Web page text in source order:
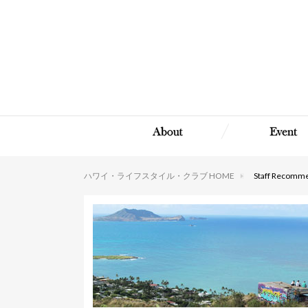
ハワイ・ライフスタイル・クラブ HOME Staff